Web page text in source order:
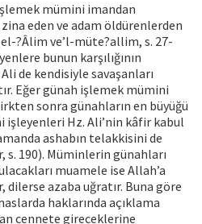
mümini imandan
zina eden ve adam öldürenlerden
?Âlim ve’l-müte?allim, s. 27-
bunun karşılığının
de kendisiyle savaşanları
Eğer günah işlemek mümini
sonra günahların en büyüğü
işleyenleri Hz. Ali’nin kâfir kabul
ashabın telakkisini de
s. 190). Müminlerin günahları
muamele ise Allah’a
dilerse azaba uğratır. Buna göre
haklarında açıklama
cennete gireceklerine